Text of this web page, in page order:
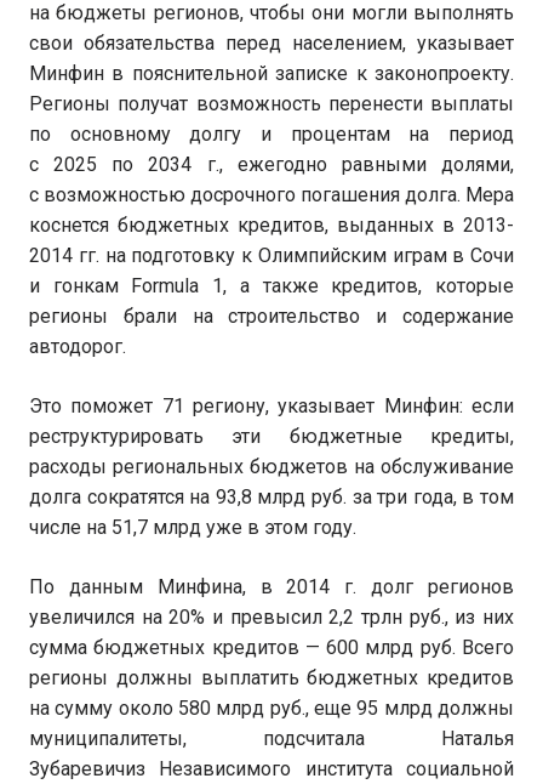
на бюджеты регионов, чтобы они могли выполнять
свои обязательства перед населением, указывает
Минфин в пояснительной записке к законопроекту.
Регионы получат возможность перенести выплаты
по основному долгу и процентам на период
с 2025 по 2034 г., ежегодно равными долями,
с возможностью досрочного погашения долга. Мера
коснется бюджетных кредитов, выданных в 2013-
2014 гг. на подготовку к Олимпийским играм в Сочи
и гонкам Formula 1, а также кредитов, которые
регионы брали на строительство и содержание
автодорог.
Это поможет 71 региону, указывает Минфин: если
реструктурировать эти бюджетные кредиты,
расходы региональных бюджетов на обслуживание
долга сократятся на 93,8 млрд руб. за три года, в том
числе на 51,7 млрд уже в этом году.
По данным Минфина, в 2014 г. долг регионов
увеличился на 20% и превысил 2,2 трлн руб., из них
сумма бюджетных кредитов — 600 млрд руб. Всего
регионы должны выплатить бюджетных кредитов
на сумму около 580 млрд руб., еще 95 млрд должны
муниципалитеты, подсчитала Наталья
Зубаревичиз Независимого института социальной